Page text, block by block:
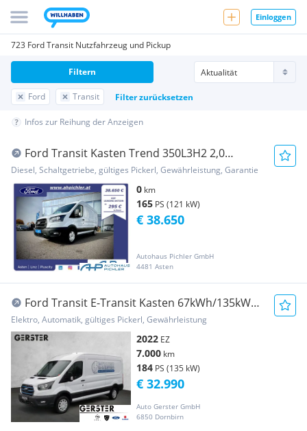
Einloggen
723 Ford Transit Nutzfahrzeug und Pickup
Ford Transit Filter zurücksetzen
Filtern
Infos zur Reihung der Anzeigen
Ford Transit Kasten Trend 350L3H2 2,0
EcoBlue 165PS ... Transporter / Kastenwagen
Diesel, Schaltgetriebe, gültiges Pickerl, Gewährleistung, Garantie
0 km
165 PS (121 kW)
Autohaus Pichler GmbH
4481 Asten
€ 38.650
Ford Transit E-Transit Kasten 67kWh/135kW
L3H2 350 Trend Transporter / Kastenwagen
Elektro, Automatik, gültiges Pickerl, Gewährleistung
2022 EZ
7.000 km
184 PS (135 kW)
Auto Gerster GmbH
6850 Dornbirn
€ 32.990